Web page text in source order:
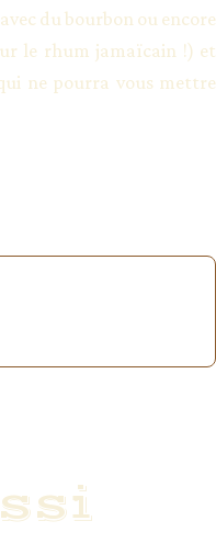
du bourbon ou encore
le rhum jamaïcain !) et
ne pourra vous mettre